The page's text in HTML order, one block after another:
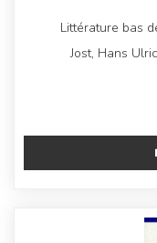
Littérature bas
Jost, Hans